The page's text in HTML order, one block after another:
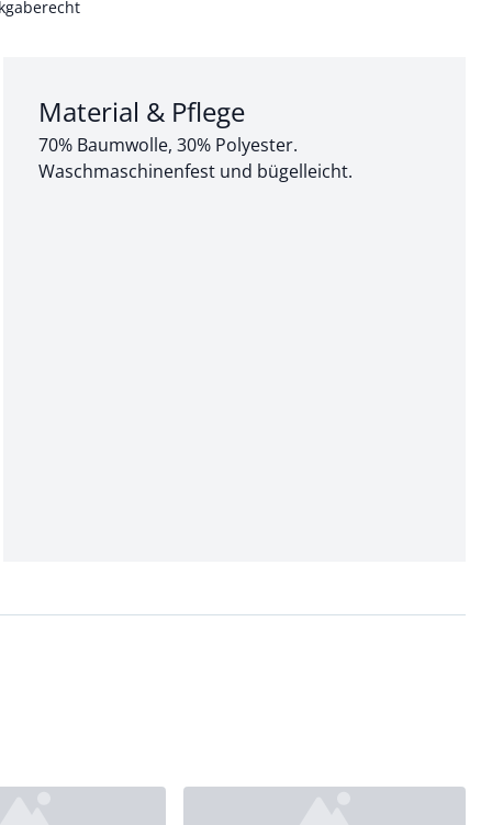
Abschnitt 3 von 3:
Material & Pflege
70% Baumwolle, 30% Polyester.
Waschmaschinenfest und bügelleicht.